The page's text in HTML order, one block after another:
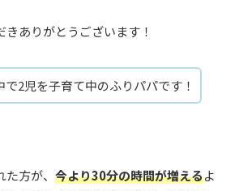
ありがとうございます！
で2児を子育て中のふりパパです！
方が、 今より30分の時間が増えるよ